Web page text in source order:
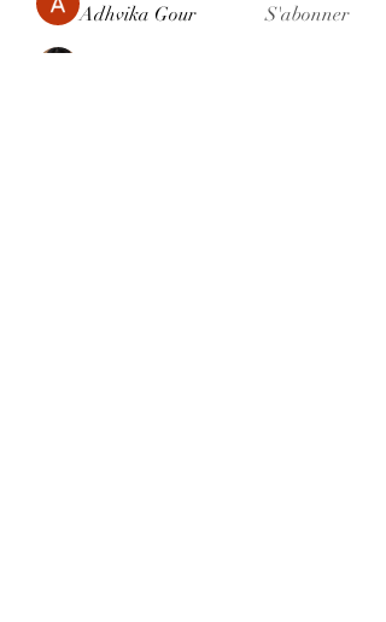
Adhvika Gour S'abonner